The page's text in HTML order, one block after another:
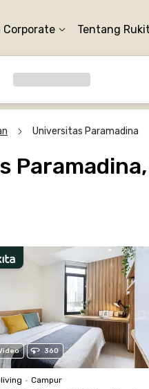
Corporate Tentang
Universitas Paramadina
360
• Campur